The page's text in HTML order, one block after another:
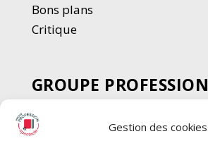
Gestion des cookies
Bons plans
Critique
GROUPE PROFESSION
SPECTACLE
Chèque Intermittents